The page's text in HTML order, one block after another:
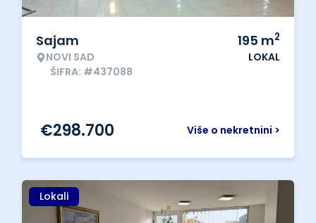
Sajam
NOVI SAD
ŠIFRA: #437088
195 m2
LOKAL
Više o nekretnini >
€298.700
Lokali